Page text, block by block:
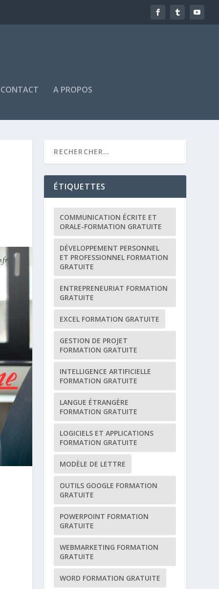
CONTACT A PROPOS
ÉTIQUETTES
COMMUNICATION ÉCRITE ET
ORALE-FORMATION GRATUITE
DÉVELOPPEMENT PERSONNEL
ET PROFESSIONNEL FORMATION
GRATUITE
ENTREPRENEURIAT FORMATION
GRATUITE
EXCEL FORMATION GRATUITE
GESTION DE PROJET
FORMATION GRATUITE
INTELLIGENCE ARTIFICIELLE
FORMATION GRATUITE
LANGUE ÉTRANGÈRE
FORMATION GRATUITE
LOGICIELS ET APPLICATIONS
FORMATION GRATUITE
MODÈLE DE LETTRE
OUTILS GOOGLE FORMATION
GRATUITE
POWERPOINT FORMATION
GRATUITE
WEBMARKETING FORMATION
GRATUITE
WORD FORMATION GRATUITE